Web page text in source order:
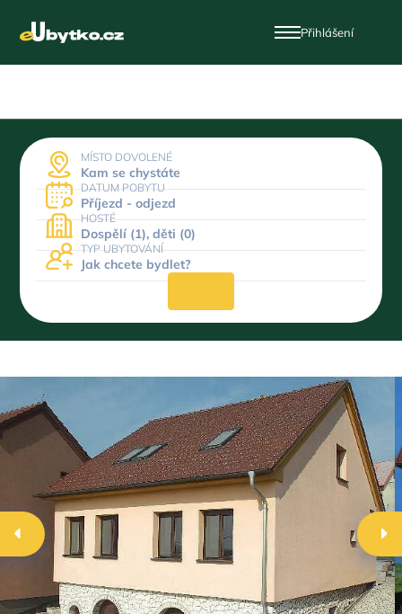
Přihlášení
MÍSTO DOVOLENÉ
Kam se chystáte
DATUM POBYTU
Příjezd - odjezd
HOSTÉ
Dospělí (1), děti (0)
TYP UBYTOVÁNÍ
Jak chcete bydlet?